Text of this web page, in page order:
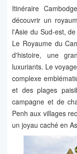
Itinéraire
découvrir un
l'Asie du Sud-est,
Le Royaume du
d'histoire, une
luxuriants. Le
complexe
et des plages
campagne et de
Penh aux villages
un joyau caché en